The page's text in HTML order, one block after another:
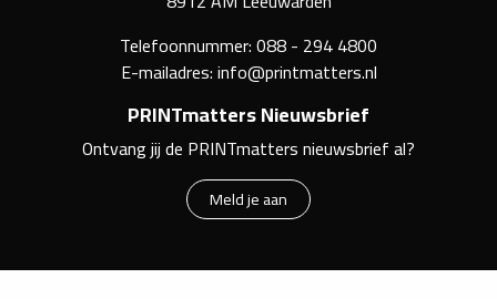
Telefoonnummer:088 - 294 4800
E-mailadres:info@printmatters.nl
PRINTmatters Nieuwsbrief
Ontvang jij de PRINTmatters nieuwsbrief al?
Meld je aan